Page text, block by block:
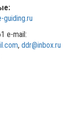
guiding.ru
e-mail:
, ddr@inbox.ru